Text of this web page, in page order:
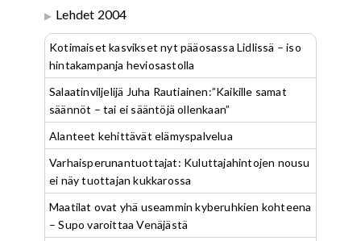
Lehdet 2004
Kotimaiset kasvikset nyt pääosassa Lidlissä – iso
hintakampanja heviosastolla
Salaatinviljelijä Juha Rautiainen:”Kaikille samat
säännöt – tai ei sääntöjä ollenkaan”
Alanteet kehittävät elämyspalvelua
Varhaisperunantuottajat: Kuluttajahintojen nousu
ei näy tuottajan kukkarossa
Maatilat ovat yhä useammin kyberuhkien kohteena
– Supo varoittaa Venäjästä